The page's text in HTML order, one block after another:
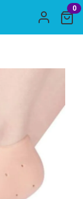
0